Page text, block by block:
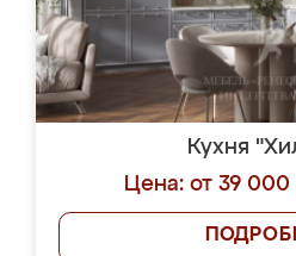
Кухня
Цена: от 39 000